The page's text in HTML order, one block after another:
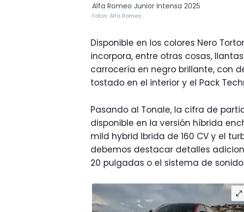
Alfa Romeo Junior Intensa 2025
Fotos: Alfa Romeo
Disponible en los colores Nero
incorpora, entre otras cosas,
carrocería en negro brillante, con
tostado en el interior y el Pack
Pasando al Tonale, la cifra de
disponible en la versión híbrida
mild hybrid Ibrida de 160 CV y el
debemos destacar detalles
20 pulgadas o el sistema de